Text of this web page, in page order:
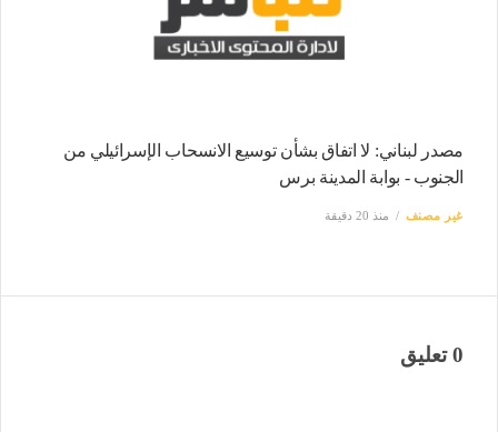
مصدر لبناني: لا اتفاق بشأن توسيع الانسحاب الإسرائيلي من
الجنوب - بوابة المدينة برس
غير مصنف منذ 20 دقيقة
0 تعليق